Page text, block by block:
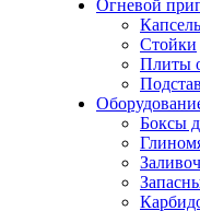
Огневой
Капсель
Стойки
Плиты
Боксы